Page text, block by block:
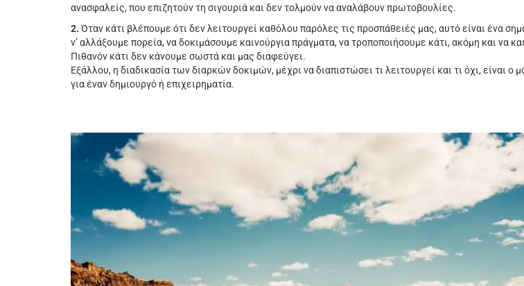
ανασφαλείς, που επιζητούν τη σιγουριά και δεν τολμούν να αναλάβουν πρωτοβουλίες.
2. Όταν κάτι βλέπουμε ότι δεν λειτουργεί καθόλου παρόλες τις προσπάθειές μας, αυτό είναι ένα
ν’ αλλάξουμε πορεία, να δοκιμάσουμε καινούργια πράγματα, να τροποποιήσουμε κάτι, ακόμη και να
Πιθανόν κάτι δεν κάνουμε σωστά και μας διαφεύγει.
Εξάλλου, η διαδικασία των διαρκών δοκιμών, μέχρι να διαπιστώσει τι λειτουργεί και τι όχι, είναι ο
για έναν δημιουργό ή επιχειρηματία.